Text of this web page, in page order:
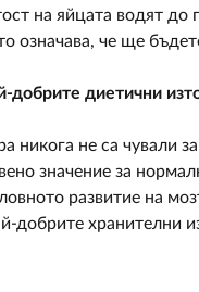
на яйцата водят
означава, че ще
добрите диетични
никога не са чували
значение за
развитие на
добрите хранителни